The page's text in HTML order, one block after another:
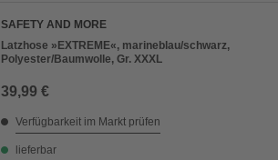
SAFETY AND MORE
Latzhose »EXTREME«, marineblau/schwarz,
Polyester/Baumwolle, Gr. XXXL
39,99 €
Verfügbarkeit im Markt prüfen
lieferbar